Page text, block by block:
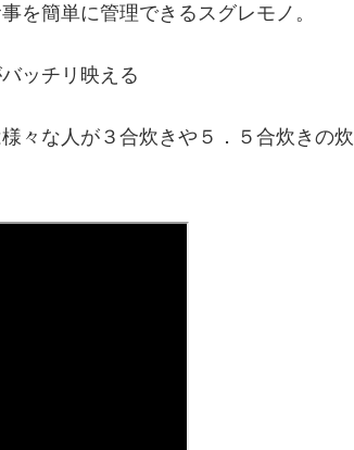
を簡単に管理できるスグレモノ。
ッチリ映える
々な人が３合炊きや５．５合炊きの炊